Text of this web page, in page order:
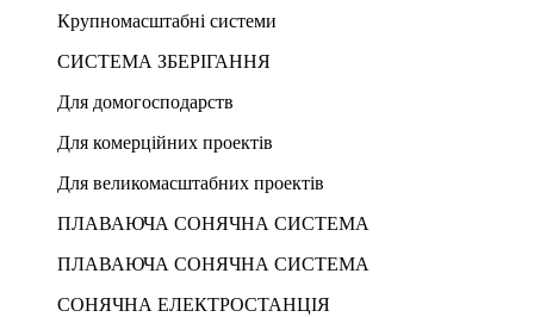
Крупномасштабні системи
СИСТЕМА ЗБЕРІГАННЯ
Для домогосподарств
Для комерційних проектів
Для великомасштабних проектів
ПЛАВАЮЧА СОНЯЧНА СИСТЕМА
ПЛАВАЮЧА СОНЯЧНА СИСТЕМА
СОНЯЧНА ЕЛЕКТРОСТАНЦІЯ